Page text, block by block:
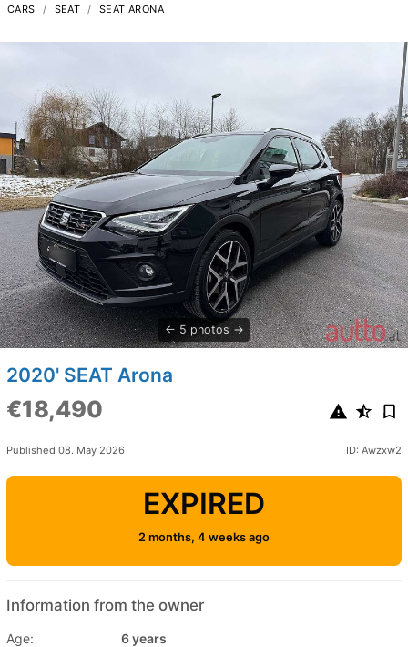
CARS SEAT SEAT ARONA
5 photos
2020' SEAT Arona
€18,490
Published 08. May 2026 ID: Awzxw2
EXPIRED
2 months, 4 weeks ago
Information from the owner
Age:
6 years